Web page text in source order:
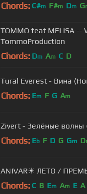
Chords: C#m F#m Dm G
TOMMO feat MELISA --
TommoProduction
Chords: Dm Am C D
Tural Everest
Chords: Em F G Am
Zivert - Зелёные волны
Chords: Eb F D G Gm D
ANIVAR☀ ЛЕТО /
Chords: C B Em Am E A